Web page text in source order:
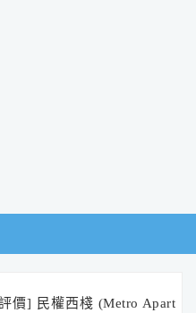
價] 民權西棧 (Metro Apart